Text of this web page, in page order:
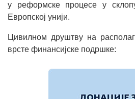
у реформске процесе у
Европској унији.
Цивилном друштву на
врсте финансијске подршке: